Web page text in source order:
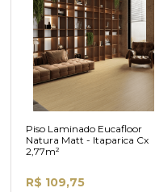
Piso Laminado Eucafloor
Natura Matt - Itaparica Cx
2,77m²
4x sem juros no cartão de R$